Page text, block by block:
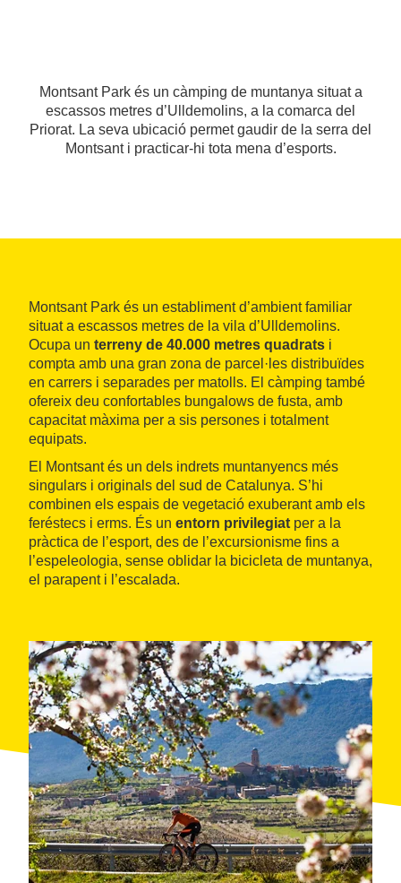
Montsant Park és un càmping de muntanya situat a
escassos metres d’Ulldemolins, a la comarca del
Priorat. La seva ubicació permet gaudir de la serra del
Montsant i practicar-hi tota mena d’esports.
Montsant Park és un establiment d’ambient familiar
situat a escassos metres de la vila d’Ulldemolins.
Ocupa un terreny de 40.000 metres quadrats i
compta amb una gran zona de parcel·les distribuïdes
en carrers i separades per matolls. El càmping també
ofereix deu confortables bungalows de fusta, amb
capacitat màxima per a sis persones i totalment
equipats.
El Montsant és un dels indrets muntanyencs més
singulars i originals del sud de Catalunya. S’hi
combinen els espais de vegetació exuberant amb els
feréstecs i erms. És un entorn privilegiat per a la
pràctica de l’esport, des de l’excursionisme fins a
l’espeleologia, sense oblidar la bicicleta de muntanya,
el parapent i l’escalada.